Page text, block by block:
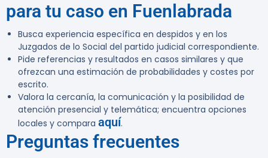
para tu caso en Fuenlabrada
Busca experiencia específica en despidos y en los
Juzgados de lo Social del partido judicial correspondiente.
Pide referencias y resultados en casos similares y que
ofrezcan una estimación de probabilidades y costes por
escrito.
Valora la cercanía, la comunicación y la posibilidad de
atención presencial y telemática; encuentra opciones
locales y compara aquí.
Preguntas frecuentes